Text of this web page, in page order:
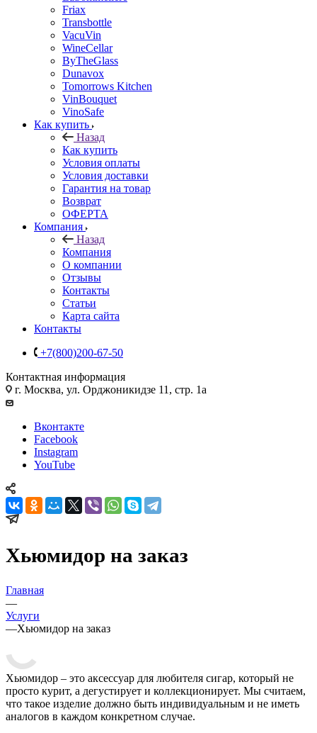
Friax
Transbottle
VacuVin
WineCellar
ByTheGlass
Dunavox
Tomorrows Kitchen
VinBouquet
VinoSafe
Как купить
Назад
Как купить
Условия оплаты
Условия доставки
Гарантия на товар
Возврат
ОФЕРТА
Компания
Назад
Компания
О компании
Отзывы
Контакты
Статьи
Карта сайта
Контакты
+7(800)200-67-50
Контактная информация
г. Москва, ул. Орджоникидзе 11, стр. 1а
Вконтакте
Facebook
Instagram
YouTube
Хьюмидор на заказ
Главная
—
Услуги
—Хьюмидор на заказ
Хьюмидор – это аксессуар для любителя сигар, который не
просто курит, а дегустирует и коллекционирует. Мы считаем,
что такое изделие должно быть индивидуальным и не иметь
аналогов в каждом конкретном случае.